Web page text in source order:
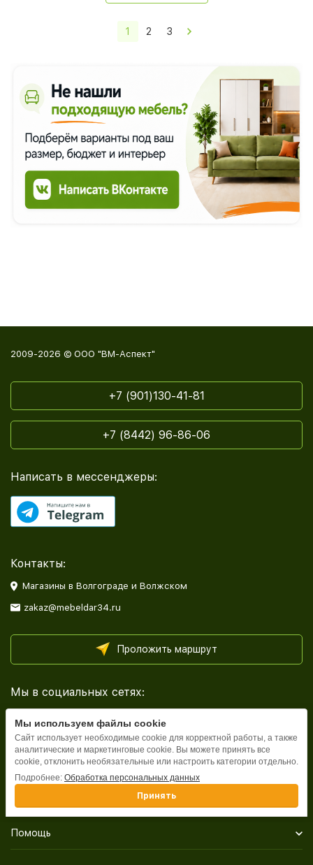
1 2 3
2009-2026 © ООО "ВМ-Аспект"
+7 (901)130-41-81
+7 (8442) 96-86-06
Написать в мессенджеры:
Контакты:
Магазины в Волгограде и Волжском
zakaz@mebeldar34.ru
Проложить маршрут
Мы в социальных сетях:
Каталог
Помощь
Мы используем файлы cookie
Сайт использует необходимые cookie для корректной работы, а также
аналитические и маркетинговые cookie. Вы можете принять все
cookie, отклонить необязательные или настроить категории отдельно.
Подробнее: Обработка персональных данных
Принять